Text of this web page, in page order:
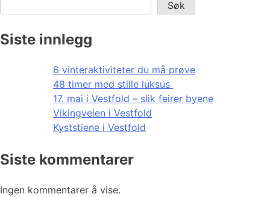
Søk
Siste innlegg
6 vinteraktiviteter du må prøve
48 timer med stille luksus
17. mai i Vestfold – slik feirer byene
Vikingveien i Vestfold
Kyststiene i Vestfold
Siste kommentarer
Ingen kommentarer å vise.